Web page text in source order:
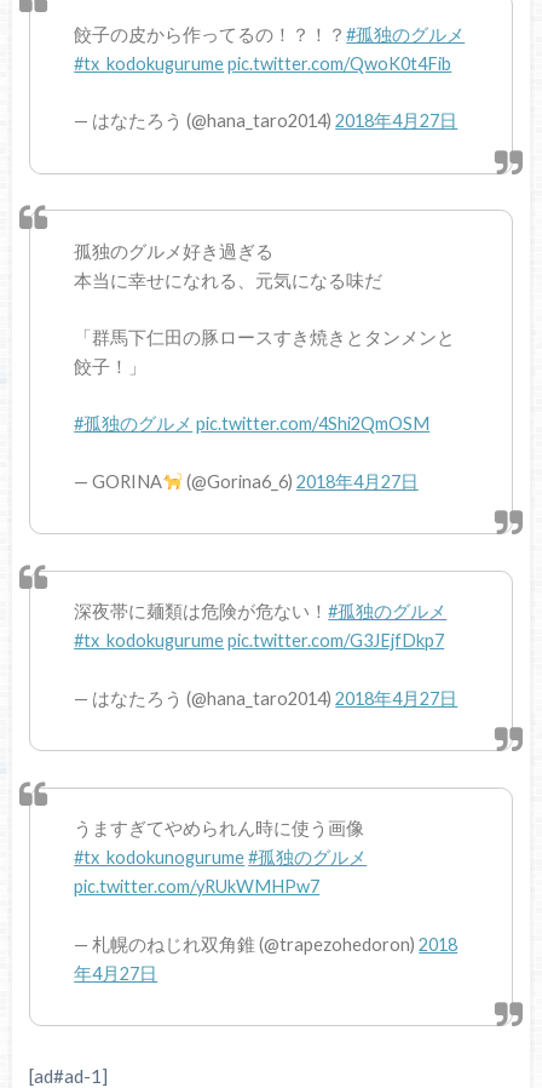
餃子の皮から作ってるの！？！？#孤独のグルメ
#tx_kodokugurumepic.twitter.com/QwoK0t4Fib
— はなたろう (@hana_taro2014)2018年4月27日
孤独のグルメ好き過ぎる
本当に幸せになれる、元気になる味だ
「群馬下仁田の豚ロースすき焼きとタンメンと
餃子！」
#孤独のグルメ pic.twitter.com/4Shi2QmOSM
— GORINA (@Gorina6_6) 2018年4月27日
深夜帯に麺類は危険が危ない！#孤独のグルメ
#tx_kodokugurumepic.twitter.com/G3JEjfDkp7
— はなたろう (@hana_taro2014)2018年4月27日
うますぎてやめられん時に使う画像
#tx_kodokunogurume#孤独のグルメ
pic.twitter.com/yRUkWMHPw7
— 札幌のねじれ双角錐 (@trapezohedoron)2018
年4月27日
[ad#ad-1]